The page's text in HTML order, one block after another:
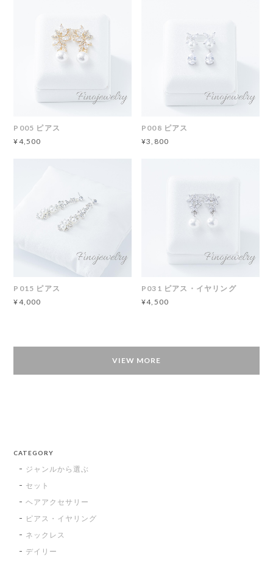
P005 ピアス
¥4,500
P008 ピアス
¥3,800
P015 ピアス
¥4,000
P031 ピアス・イヤリング
¥4,500
VIEW MORE
CATEGORY
ジャンルから選ぶ
セット
ヘアアクセサリー
ピアス・イヤリング
ネックレス
デイリー